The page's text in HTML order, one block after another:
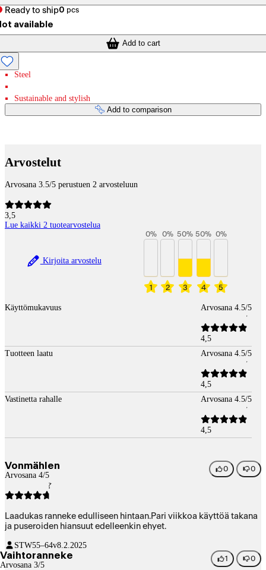
Ready to ship0 pcs
available
Add to cart
Steel
Sustainable and stylish
Add to comparison
Arvostelut
Arvosana 3.5/5 perustuen 2 arvosteluun
3,5
Lue kaikki 2 tuotearvostelua
Kirjoita arvostelu
1
0%
2
0%
3
50%
4
50%
5
0%
Käyttömukavuus Arvosana 4.5/5
4,5
Tuotteen laatu
Arvosana 4.5/5
4,5
Vastinetta rahalle
Arvosana 4.5/5
4,5
Vonmählen
Arvosana 4/5
0 0
Laadukas ranneke edulliseen hintaan.Pari viikkoa käyttöä takana
ja puseroiden hiansuut edelleenkin ehyet.
STW55–64v8.2.2025
Vaihtoranneke
Arvosana 3/5
1 0